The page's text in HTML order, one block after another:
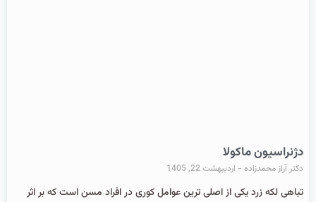
دژنراسیون ماکولا
دکتر آراز محمدزاده اردیبهشت 22, 1405
تباهی لکه زرد یکی از اصلی ترین عوامل کوری در افراد مسن است که بر اثر